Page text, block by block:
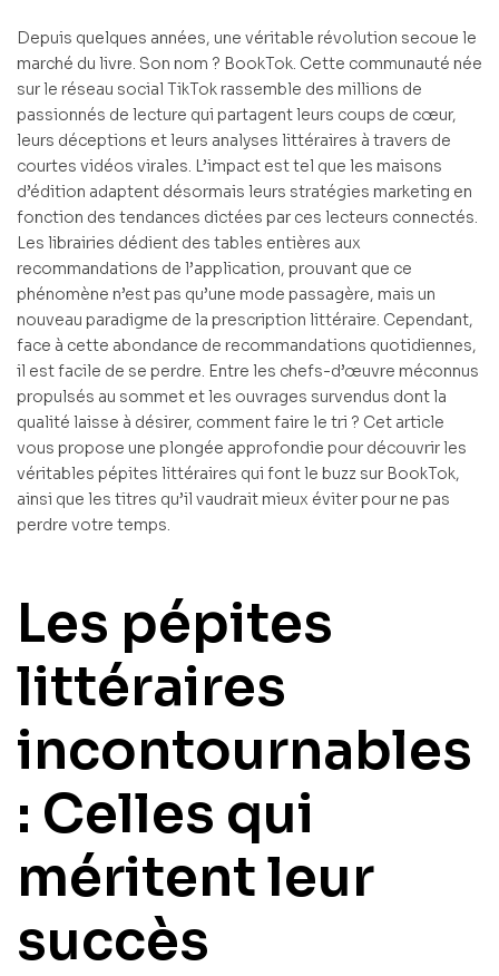
Depuis quelques années, une véritable révolution secoue le
marché du livre. Son nom ? BookTok. Cette communauté née
sur le réseau social TikTok rassemble des millions de
passionnés de lecture qui partagent leurs coups de cœur,
leurs déceptions et leurs analyses littéraires à travers de
courtes vidéos virales. L’impact est tel que les maisons
d’édition adaptent désormais leurs stratégies marketing en
fonction des tendances dictées par ces lecteurs connectés.
Les librairies dédient des tables entières aux
recommandations de l’application, prouvant que ce
phénomène n’est pas qu’une mode passagère, mais un
nouveau paradigme de la prescription littéraire. Cependant,
face à cette abondance de recommandations quotidiennes,
il est facile de se perdre. Entre les chefs-d’œuvre méconnus
propulsés au sommet et les ouvrages survendus dont la
qualité laisse à désirer, comment faire le tri ? Cet article
vous propose une plongée approfondie pour découvrir les
véritables pépites littéraires qui font le buzz sur BookTok,
ainsi que les titres qu’il vaudrait mieux éviter pour ne pas
perdre votre temps.
Les pépites
littéraires
incontournables
: Celles qui
méritent leur
succès